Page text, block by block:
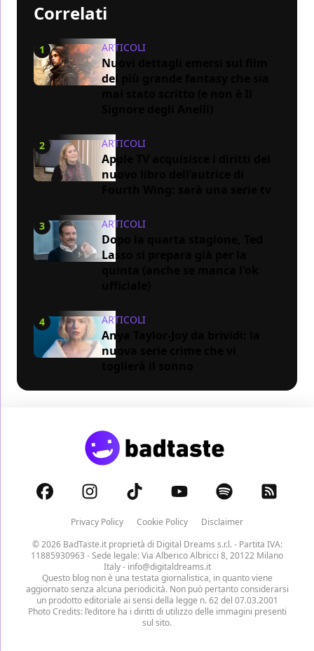
Correlati
1 ARTICOLI
Nuovi dettagli emersi sul film
del più grande fantasy che sia
2 ARTICOLI
Apple TV acquisisce i diritti del
nuovo libro dell’autrice di
3 ARTICOLI
Dopo la quarta stagione, Ted
Lasso si prepara già per la
4 ARTICOLI
Anya Taylor-Joy da brividi: la
nuova serie crime che vi
Privacy Policy Cookie Policy
Disclaimer
© 2026 BadTaste.it proprietà di Digital Dreams s.r.l.- Partita IVA:
11885930963 - Sede legale: Via Alberico Albricci 8, 20122 Milano
Italy - info@digitaldreams.it
Questo blog non è una testata giornalistica, in quanto viene
aggiornato senza alcuna periodicità. Non può pertanto considerarsi
un prodotto editoriale ai sensi della legge n. 62 del 07.03.2001
Photo Credits: l’editore ha i diritti di utilizzo delle immagini presenti
sul sito.